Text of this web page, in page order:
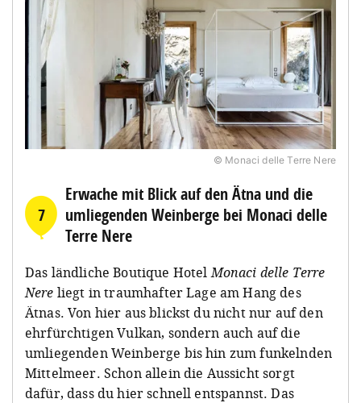
© Monaci delle Terre Nere
7
Erwache mit Blick auf den Ätna und die
umliegenden Weinberge bei Monaci delle
Terre Nere
Das ländliche Boutique HotelMonaci delle Terre
Nere liegt in traumhafter Lage am Hang des
Ätnas. Von hier aus blickst du nicht nur auf den
ehrfürchtigen Vulkan, sondern auch auf die
umliegenden Weinberge bis hin zum funkelnden
Mittelmeer. Schon allein die Aussicht sorgt
dafür, dass du hier schnell entspannst. Das